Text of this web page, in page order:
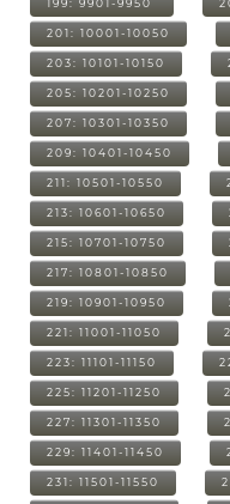
199: 9901-9950
201: 10001-10050
203: 10101-10150
205: 10201-10250
207: 10301-10350
209: 10401-10450
211: 10501-10550
213: 10601-10650
215: 10701-10750
217: 10801-10850
219: 10901-10950
221: 11001-11050
223: 11101-11150
225: 11201-11250
227: 11301-11350
229: 11401-11450
231: 11501-11550